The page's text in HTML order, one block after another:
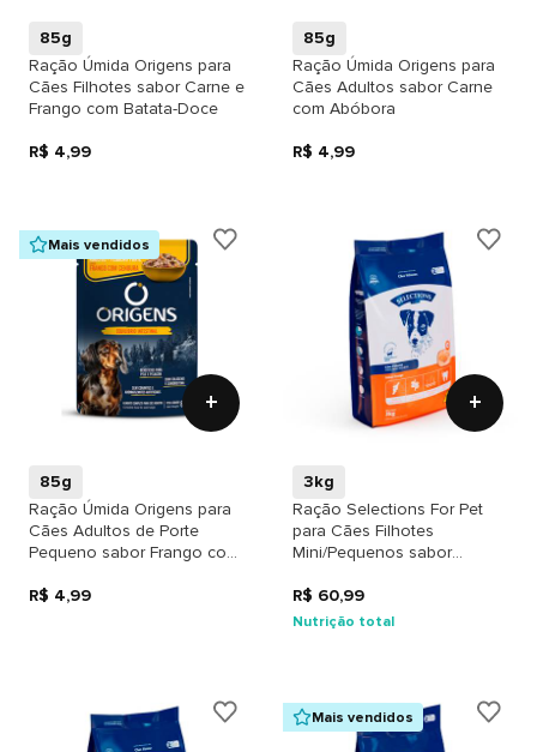
85g
Ração Úmida Origens para
Cães Filhotes sabor Carne e
Frango com Batata-Doce
R$ 4,99
85g
Ração Úmida Origens para
Cães Adultos sabor Carne
com Abóbora
R$ 4,99
Mais vendidos
+
85g
Ração Úmida Origens para
Cães Adultos de Porte
Pequeno sabor Frango com
R$ 4,99
+
3kg
Ração Selections For Pet
para Cães Filhotes
Mini/Pequenos sabor
R$ 60,99
Nutrição total
Mais vendidos